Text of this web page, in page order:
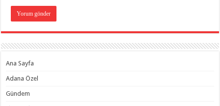
Ana Sayfa
Adana Özel
Gündem